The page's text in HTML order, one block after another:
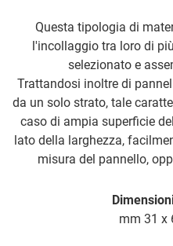
Questa tipologia di
l'incollaggio tra loro di
selezionato e
Trattandosi inoltre di
da un solo strato, tale
caso di ampia superficie
lato della larghezza,
misura del pannello,
mm 31 x